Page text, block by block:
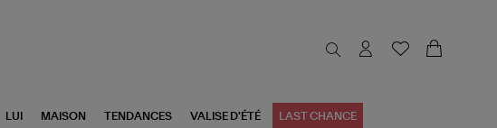
LUI MAISON TENDANCES VALISE D'ÉTÉ LAST CHANCE